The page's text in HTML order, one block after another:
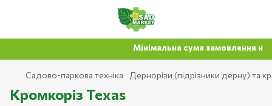
Мінімальна сума замовлення на
Садово-паркова техніка Дернорізи (підрізники дерну) та
Кромкоріз Texas